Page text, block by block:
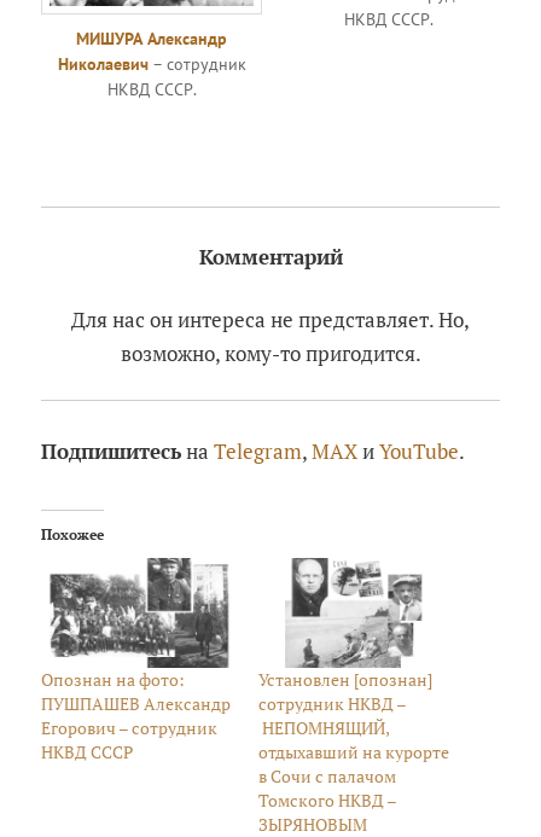
МИШУРА Александр
Николаевич– сотрудник
НКВД СССР.
НКВД СССР.
Комментарий
Для нас он интереса не представляет. Но,
возможно, кому-то пригодится.
ПодпишитесьнаTelegram,MAXиYouTube.
Похожее
Опознан на фото:
ПУШПАШЕВ Александр
Егорович – сотрудник
НКВД СССР
Установлен [опознан]
сотрудник НКВД –
НЕПОМНЯЩИЙ,
отдыхавший на курорте
в Сочи с палачом
Томского НКВД –
ЗЫРЯНОВЫМ